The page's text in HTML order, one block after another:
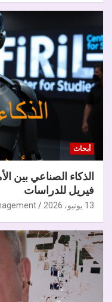
أبحاث
الذكاء الصناعي بين
فيريل للدراسات
13 يونيو، 2026